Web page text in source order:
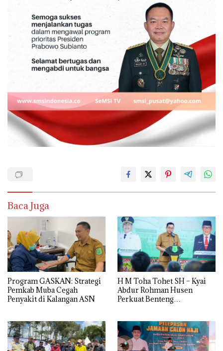
Baca Juga
Program GASKAN: Strategi
Pemkab Muba Cegah
Penyakit di Kalangan ASN
H M Toha Tohet SH – Kyai
Abdur Rohman Husen
Perkuat Benteng